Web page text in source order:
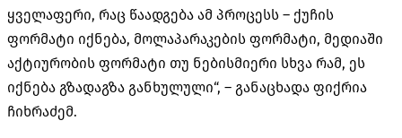
ყველაფერი, რაც წაადგება ამ პროცესს – ქუჩის
ფორმატი იქნება, მოლაპარაკების ფორმატი, მედიაში
აქტიურობის ფორმატი თუ ნებისმიერი სხვა რამ, ეს
იქნება გზადაგზა განხულული“, – განაცხადა ფიქრია
ჩიხრაძემ.